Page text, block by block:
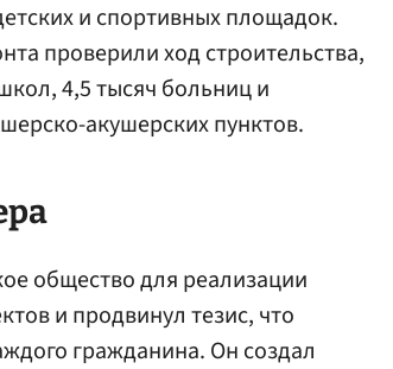
и спортивных площадок.
проверили ход строительства,
4,5 тысяч больниц и
акушерских пунктов.
общество для реализации
и продвинул тезис, что
гражданина. Он создал